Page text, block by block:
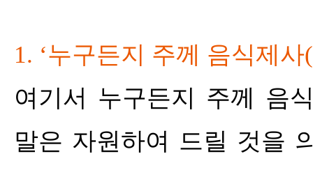
1. ‘누구든지 주께 음식제사(
여기서 누구든지 주께 음
말은 자원하여 드릴 것을